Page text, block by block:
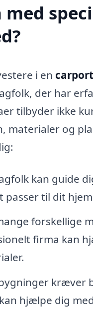
i en
der har
tilbyder ikke
materialer og
kan guide
til dit
forskellige
firma kan
kræver
kan hjælpe dig